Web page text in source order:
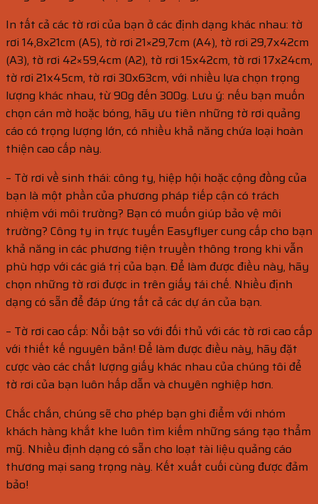
In tất cả các tờ rơi của bạn ở các định dạng khác nhau: tờ
rơi 14,8x21cm (A5), tờ rơi 21×29,7cm (A4), tờ rơi 29,7x42cm
(A3), tờ rơi 42×59,4cm (A2), tờ rơi 15x42cm, tờ rơi 17x24cm,
tờ rơi 21x45cm, tờ rơi 30x63cm, với nhiều lựa chọn trọng
lượng khác nhau, từ 90g đến 300g. Lưu ý: nếu bạn muốn
chọn cán mờ hoặc bóng, hãy ưu tiên những tờ rơi quảng
cáo có trọng lượng lớn, có nhiều khả năng chứa loại hoàn
thiện cao cấp này.
– Tờ rơi về sinh thái: công ty, hiệp hội hoặc cộng đồng của
bạn là một phần của phương pháp tiếp cận có trách
nhiệm với môi trường? Bạn có muốn giúp bảo vệ môi
trường? Công ty in trực tuyến Easyflyer cung cấp cho bạn
khả năng in các phương tiện truyền thông trong khi vẫn
phù hợp với các giá trị của bạn. Để làm được điều này, hãy
chọn những tờ rơi được in trên giấy tái chế. Nhiều định
dạng có sẵn để đáp ứng tất cả các dự án của bạn.
– Tờ rơi cao cấp: Nổi bật so với đối thủ với các tờ rơi cao cấp
với thiết kế nguyên bản! Để làm được điều này, hãy đặt
cược vào các chất lượng giấy khác nhau của chúng tôi để
tờ rơi của bạn luôn hấp dẫn và chuyên nghiệp hơn.
Chắc chắn, chúng sẽ cho phép bạn ghi điểm với nhóm
khách hàng khắt khe luôn tìm kiếm những sáng tạo thẩm
mỹ. Nhiều định dạng có sẵn cho loạt tài liệu quảng cáo
thương mại sang trọng này. Kết xuất cuối cùng được đảm
bảo!